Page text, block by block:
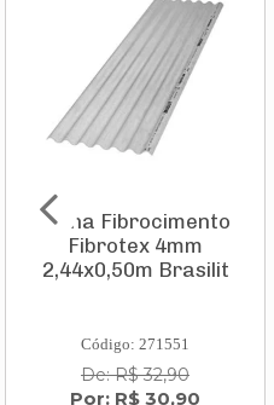
Telha Fibrocimento
Fibrotex 4mm
2,44x0,50m Brasilit
Código: 271551
De: R$ 32,90
Por: R$ 30,90